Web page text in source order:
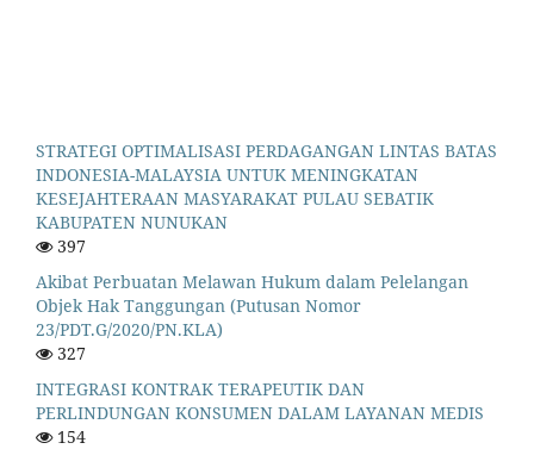
STRATEGI OPTIMALISASI PERDAGANGAN LINTAS BATAS
INDONESIA-MALAYSIA UNTUK MENINGKATAN
KESEJAHTERAAN MASYARAKAT PULAU SEBATIK
KABUPATEN NUNUKAN
397
Akibat Perbuatan Melawan Hukum dalam Pelelangan
Objek Hak Tanggungan (Putusan Nomor
23/PDT.G/2020/PN.KLA)
327
INTEGRASI KONTRAK TERAPEUTIK DAN
PERLINDUNGAN KONSUMEN DALAM LAYANAN MEDIS
154